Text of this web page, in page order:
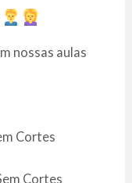
nossas aulas
Cortes
Cortes